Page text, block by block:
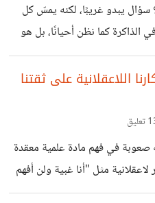
حتى مواجهة فقدان أحد الوالدين،
وعيًا بمحدودية جسده وحياته،
سؤال يبدو غريبًا، لكنه يمسّ كل
الذاكرة كما نظن أحيانًا، بل هو
من الفوضى. تخيّل لو أن عقلك
كل الأحاديث العارضة والوجوه
بوضوح أو اتخاذ قرار؟
هكذا فقط. أحيانًا ندرك أننا
معلومة ناقصة، اسم على طرف
الشعور
اللاعقلانية على ثقتنا
صعوبة في فهم مادة علمية معقدة
لاعقلانية مثل "أنا غبية ولن أفهم
أن يساعدني في فهم هذه المادة